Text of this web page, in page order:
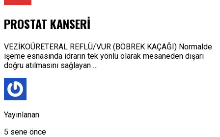
PROSTAT KANSERİ
VEZİKOÜRETERAL REFLÜ/VUR (BÖBREK KAÇAĞI) Normalde
işeme esnasında idrarın tek yönlü olarak mesaneden dışarı
doğru atılmasını sağlayan …
Yayınlanan
5 sene önce